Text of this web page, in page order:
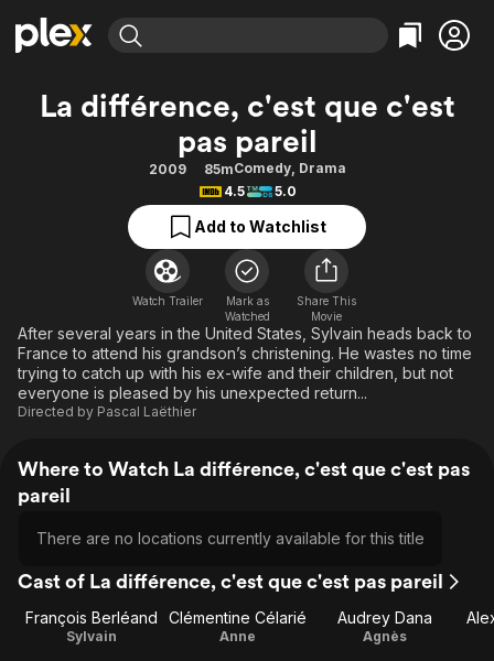
Explore
Movies & TV Shows
Leaving Soon
Categories
Action
Comedy
Documentary
En Español
Music
Sci-Fi
Western
Explore
Property Brothers
The First 48 by A&E
Categories
Bingeworthy
True Crime
Sports
Comedy
Explore
Kids & Family
Global
La différence, c'est que c'est
pas pareil
2009 85mComedy, Drama
4.5
5.0
Add to Watchlist
Watch Trailer
Mark as
Watched
Share This
Movie
After several years in the United States, Sylvain heads back to
France to attend his grandson’s christening. He wastes no time
trying to catch up with his ex-wife and their children, but not
everyone is pleased by his unexpected return...
Directed by Pascal Laëthier
Where to Watch La différence, c'est que c'est pas
pareil
There are no locations currently available for this title
Cast of La différence, c'est que c'est pas pareil
François Berléand
Sylvain
Clémentine Célarié
Anne
Audrey Dana
Agnès